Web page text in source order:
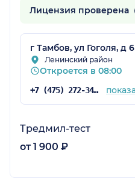
Лицензия проверена
г Тамбов, ул Гоголя, д 6
Ленинский район
Откроется в 08:00
+7 (475) 272-34-09
Тредмил-тест
от 1 900 ₽